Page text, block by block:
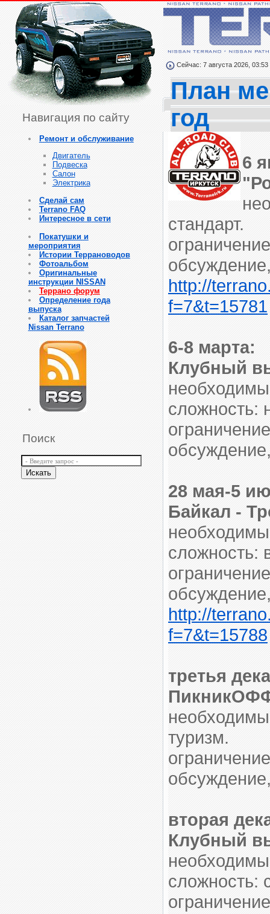
Навигация по сайту
Ремонт и обслуживание
Двигатель
Подвеска
Салон
Электрика
Сделай сам
Terrano FAQ
Интересное в сети
Покатушки и
мероприятия
Истории Террановодов
Фотоальбом
Оригинальные
инструкции NISSAN
Террано форум
Определение года
выпуска
Каталог запчастей
Nissan Terrano
Поиск
Сейчас: 7 августа 2026, 03:53
План
год
6
стандарт.
http://
f=7&t=15781
6-8 марта:
Клубный
сложность:
28 мая-5
Байкал -
сложность:
http://
f=7&t=15788
третья
туризм.
вторая
Клубный
сложность: